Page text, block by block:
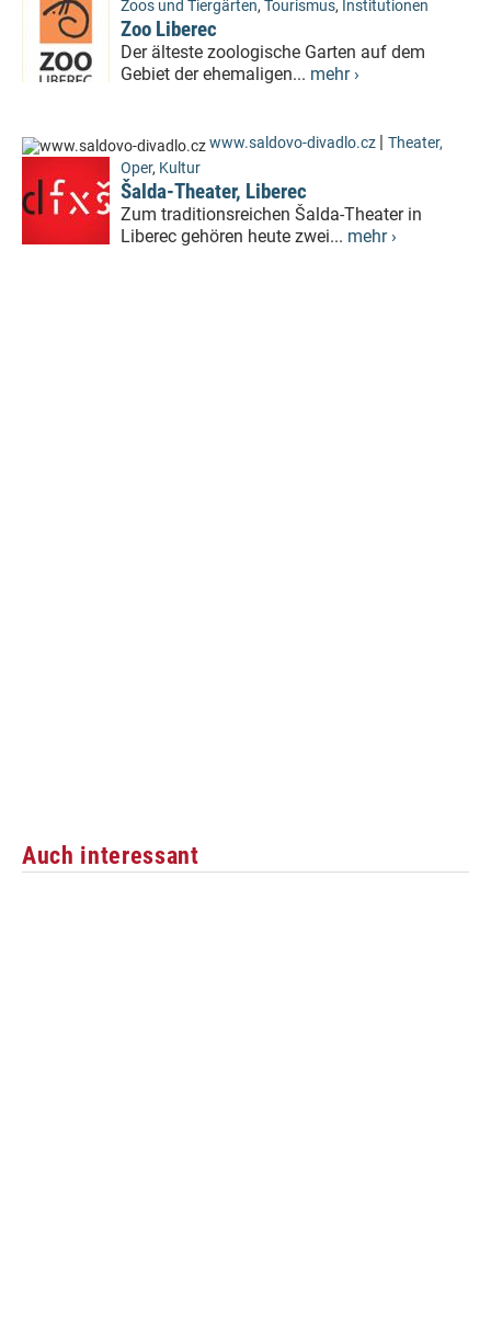
Zoos und Tiergärten, Tourismus, Institutionen
Zoo Liberec
Der älteste zoologische Garten auf dem
Gebiet der ehemaligen... mehr ›
www.saldovo-divadlo.cz | Theater,
Oper, Kultur
Šalda-Theater, Liberec
Zum traditionsreichen Šalda-Theater in
Liberec gehören heute zwei... mehr ›
Auch interessant